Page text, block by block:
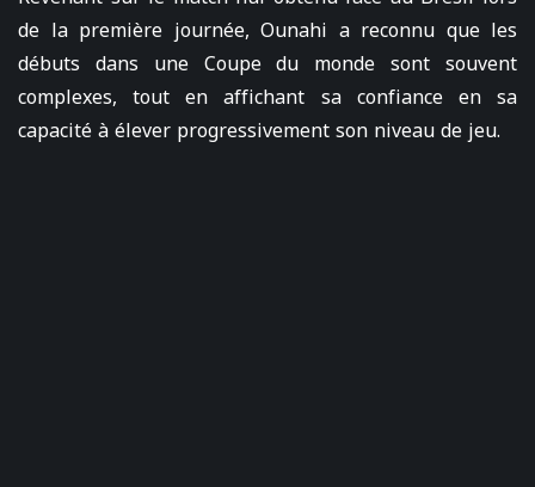
de la première journée, Ounahi a reconnu que les
débuts dans une Coupe du monde sont souvent
complexes, tout en affichant sa confiance en sa
capacité à élever progressivement son niveau de jeu.